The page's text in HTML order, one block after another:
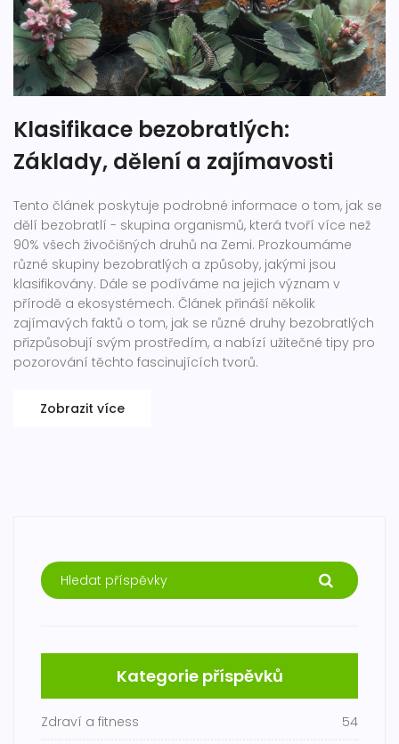
Klasifikace bezobratlých:
Základy, dělení a zajímavosti
Tento článek poskytuje podrobné informace o tom, jak se
dělí bezobratlí - skupina organismů, která tvoří více než
90% všech živočišných druhů na Zemi. Prozkoumáme
různé skupiny bezobratlých a způsoby, jakými jsou
klasifikovány. Dále se podíváme na jejich význam v
přírodě a ekosystémech. Článek přináší několik
zajímavých faktů o tom, jak se různé druhy bezobratlých
přizpůsobují svým prostředím, a nabízí užitečné tipy pro
pozorování těchto fascinujících tvorů.
Zobrazit více
Kategorie příspěvků
Zdraví a fitness 54